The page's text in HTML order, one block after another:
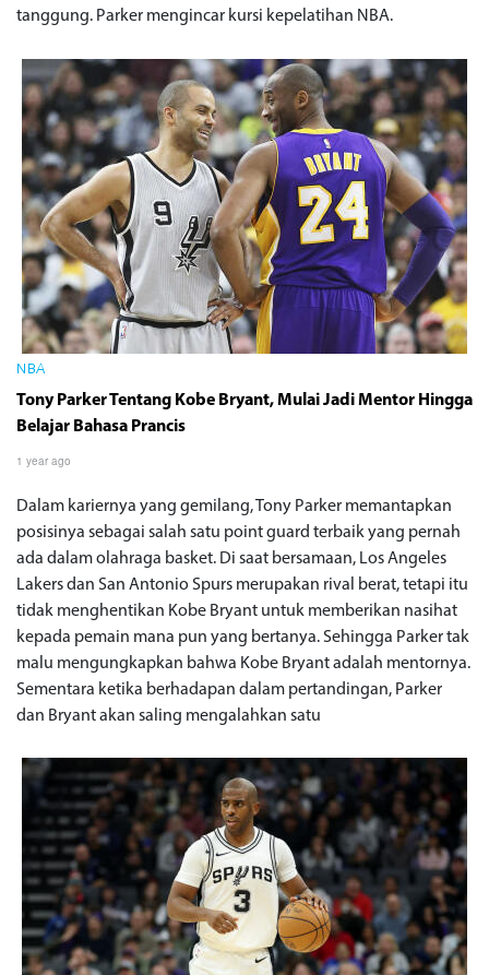
tanggung. Parker mengincar kursi kepelatihan NBA.
NBA
Tony Parker Tentang Kobe Bryant, Mulai Jadi Mentor Hingga
Belajar Bahasa Prancis
1 year ago
Dalam kariernya yang gemilang, Tony Parker memantapkan
posisinya sebagai salah satu point guard terbaik yang pernah
ada dalam olahraga basket. Di saat bersamaan, Los Angeles
Lakers dan San Antonio Spurs merupakan rival berat, tetapi itu
tidak menghentikan Kobe Bryant untuk memberikan nasihat
kepada pemain mana pun yang bertanya. Sehingga Parker tak
malu mengungkapkan bahwa Kobe Bryant adalah mentornya.
Sementara ketika berhadapan dalam pertandingan, Parker
dan Bryant akan saling mengalahkan satu